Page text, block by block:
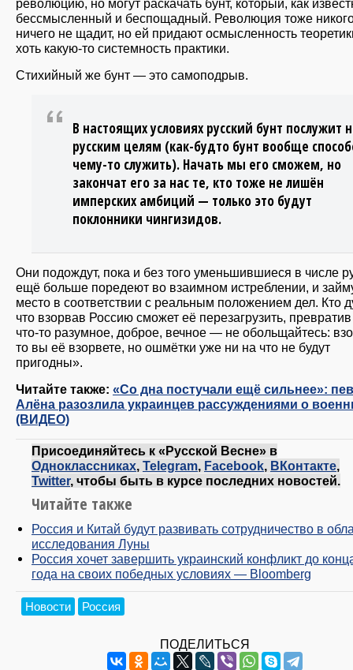
бессмысленный и беспощадный. Революция тоже
ничего не щадит, но ей придают осмысленность
хоть какую-то системность практики.
Стихийный же бунт — это самоподрыв.
В настоящих условиях русский бунт послужит
русским целям (как-будто бунт вообще
чему-то служить). Начать мы его сможем, но
закончат его за нас те, кто тоже не лишён
имперских амбиций — только это будут
поклонники чингизидов.
Они подождут, пока и без того уменьшившиеся в числе
ещё больше поредеют во взаимном истреблении, и
место в соответствии с реальным положением дел. Кто
что взорвав Россию сможет её перезагрузить,
что-то разумное, доброе, вечное — не обольщайтесь:
то вы её взорвете, но ошмётки уже ни на что не будут
пригодны».
Читайте также: «Со дна постучали ещё сильнее»:
Алёна разозлила украинцев рассуждениями о
(ВИДЕО)
Присоединяйтесь к «Русской Весне» в
Одноклассниках, Telegram, Facebook, ВКонтакте,
Twitter, чтобы быть в курсе последних новостей.
Читайте также
Россия и Китай будут развивать сотрудничество в
исследования Луны
Россия хочет завершить украинский конфликт до
года на своих победных условиях — Bloomberg
Новости Россия
ПОДЕЛИТЬСЯ